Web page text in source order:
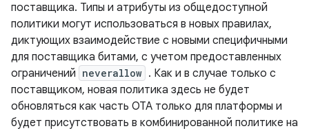
поставщика. Типы и атрибуты из общедоступной
политики могут использоваться в новых правилах,
диктующих взаимодействие с новыми специфичными
для поставщика битами, с учетом предоставленных
ограничений neverallow . Как и в случае только с
поставщиком, новая политика здесь не будет
обновляться как часть OTA только для платформы и
будет присутствовать в комбинированной политике на